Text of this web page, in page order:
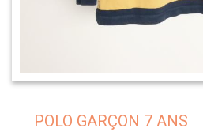
POLO GARÇON 7 ANS